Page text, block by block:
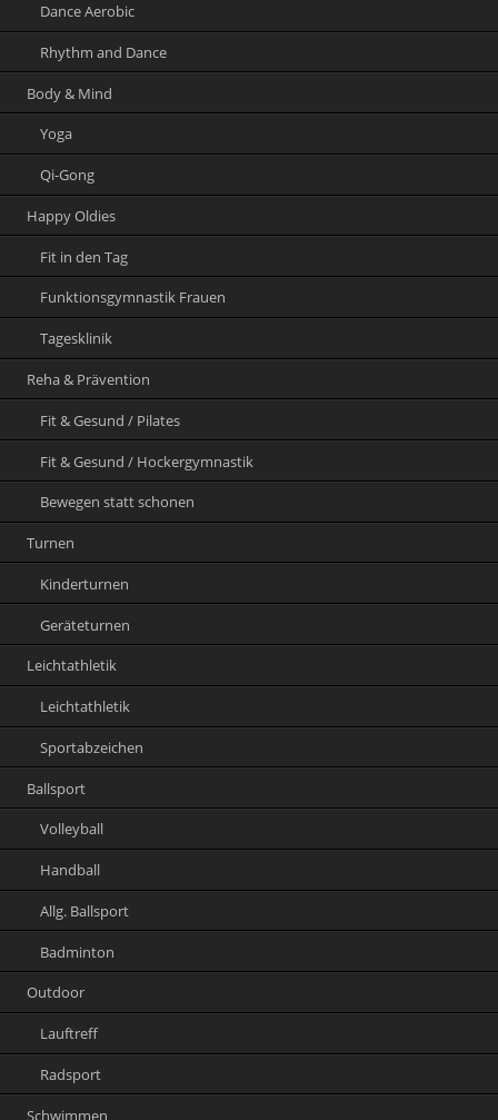
Dance Aerobic
Rhythm and Dance
Body & Mind
Yoga
Qi-Gong
Happy Oldies
Fit in den Tag
Funktionsgymnastik Frauen
Tagesklinik
Reha & Prävention
Fit & Gesund / Pilates
Fit & Gesund / Hockergymnastik
Bewegen statt schonen
Turnen
Kinderturnen
Geräteturnen
Leichtathletik
Leichtathletik
Sportabzeichen
Ballsport
Volleyball
Handball
Allg. Ballsport
Badminton
Outdoor
Lauftreff
Radsport
Schwimmen